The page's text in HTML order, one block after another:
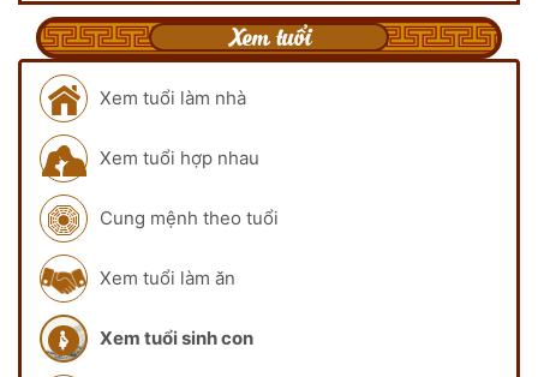
Xem tuổi
Xem tuổi làm nhà
Xem tuổi hợp nhau
Cung mệnh theo tuổi
Xem tuổi làm ăn
Xem tuổi sinh con